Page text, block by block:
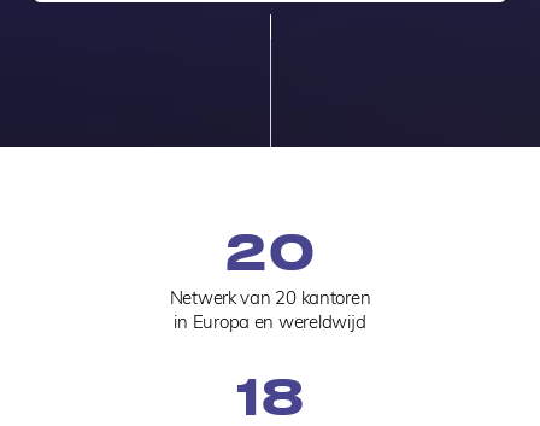
Netwerk van 20 kantoren
in Europa en wereldwijd
20
18